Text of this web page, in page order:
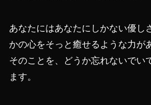
あなたにはあなたにしかない優し
かの心をそっと癒せるような力が
そのことを、どうか忘れないでい
ます。